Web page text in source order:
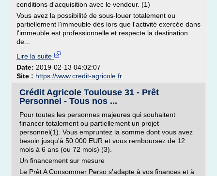
conditions d'acquisition avec le vendeur. (1)
Vous avez la possibilité de sous-louer totalement ou
partiellement l'immeuble dès lors que l'activité exercée dans
l'immeuble est professionnelle et respecte la destination
de...
Lire la suite
Date: 2019-02-13 04:02:07
Site : https://www.credit-agricole.fr
Crédit Agricole Toulouse 31 - Prêt
Personnel - Tous nos ...
Pour toutes les personnes majeures qui souhaitent
financer totalement ou partiellement un projet
personnel(1). Vous empruntez la somme dont vous avez
besoin jusqu'à 50 000 EUR et vous remboursez de 12
mois à 6 ans (ou 72 mois) (3).
Un financement sur mesure
Le Prêt A Consommer Perso s'adapte à vos finances et à